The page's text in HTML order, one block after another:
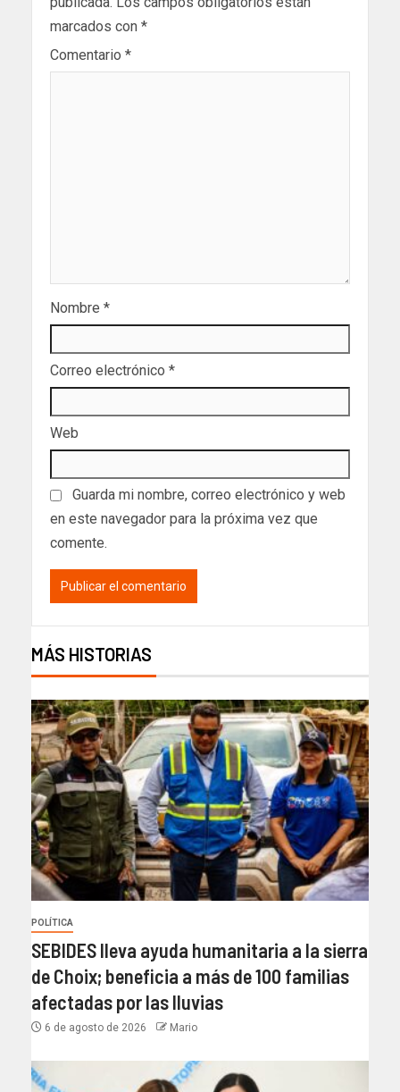
marcados con *
Comentario *
Nombre *
Correo electrónico *
Web
Guarda mi nombre, correo electrónico y web
en este navegador para la próxima vez que
comente.
MÁS HISTORIAS
POLÍTICA
SEBIDES lleva ayuda humanitaria a la sierra
de Choix; beneficia a más de 100 familias
afectadas por las lluvias
6 de agosto de 2026 Mario